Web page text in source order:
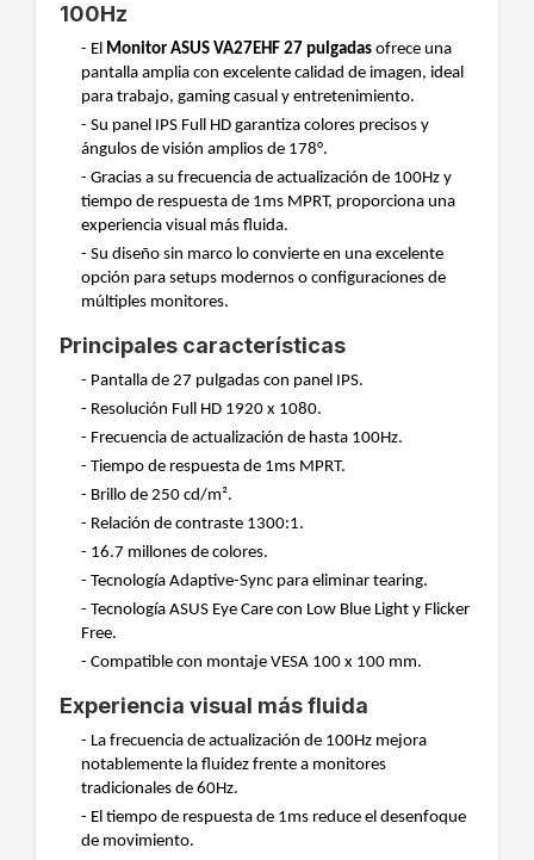
100Hz
- El Monitor ASUS VA27EHF 27 pulgadas ofrece una
pantalla amplia con excelente calidad de imagen, ideal
para trabajo, gaming casual y entretenimiento.
- Su panel IPS Full HD garantiza colores precisos y
ángulos de visión amplios de 178°.
- Gracias a su frecuencia de actualización de 100Hz y
tiempo de respuesta de 1ms MPRT, proporciona una
experiencia visual más fluida.
- Su diseño sin marco lo convierte en una excelente
opción para setups modernos o configuraciones de
múltiples monitores.
Principales características
- Pantalla de 27 pulgadas con panel IPS.
- Resolución Full HD 1920 x 1080.
- Frecuencia de actualización de hasta 100Hz.
- Tiempo de respuesta de 1ms MPRT.
- Brillo de 250 cd/m².
- Relación de contraste 1300:1.
- 16.7 millones de colores.
- Tecnología Adaptive-Sync para eliminar tearing.
- Tecnología ASUS Eye Care con Low Blue Light y Flicker
Free.
- Compatible con montaje VESA 100 x 100 mm.
Experiencia visual más fluida
- La frecuencia de actualización de 100Hz mejora
notablemente la fluidez frente a monitores
tradicionales de 60Hz.
- El tiempo de respuesta de 1ms reduce el desenfoque
de movimiento.